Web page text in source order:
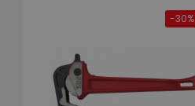
-30%